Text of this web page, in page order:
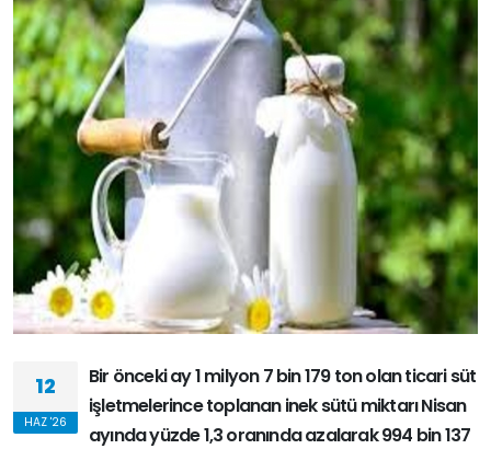
12
HAZ '26
Bir önceki ay 1 milyon 7 bin 179 ton olan ticari süt
işletmelerince toplanan inek sütü miktarı Nisan
ayında yüzde 1,3 oranında azalarak 994 bin 137